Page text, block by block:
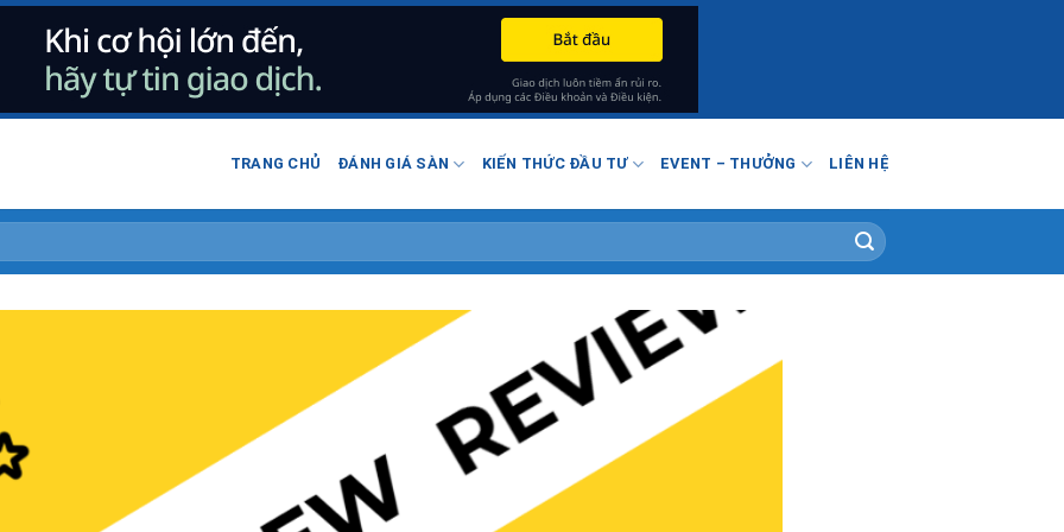
TRANG CHỦ ĐÁNH GIÁ SÀN KIẾN THỨC ĐẦU TƯ EVENT – THƯỞNG LIÊN HỆ